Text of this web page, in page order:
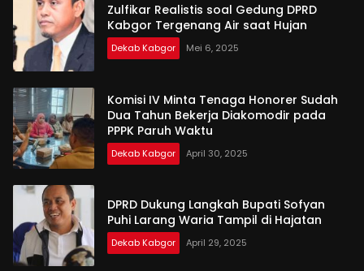
Zulfikar Realistis soal Gedung DPRD
Kabgor Tergenang Air saat Hujan
Dekab Kabgor Mei 6, 2025
Komisi IV Minta Tenaga Honorer Sudah
Dua Tahun Bekerja Diakomodir pada
PPPK Paruh Waktu
Dekab Kabgor April 30, 2025
DPRD Dukung Langkah Bupati Sofyan
Puhi Larang Waria Tampil di Hajatan
Dekab Kabgor April 29, 2025